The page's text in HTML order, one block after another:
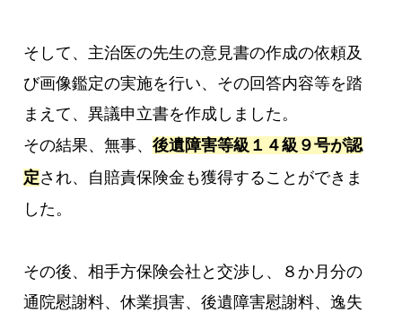
そして、主治医の先生の意見書の作成の依頼及
び画像鑑定の実施を行い、その回答内容等を踏
まえて、異議申立書を作成しました。
その結果、無事、後遺障害等級１４級９号が認
定され、自賠責保険金も獲得することができま
した。
その後、相手方保険会社と交渉し、８か月分の
通院慰謝料、休業損害、後遺障害慰謝料、逸失